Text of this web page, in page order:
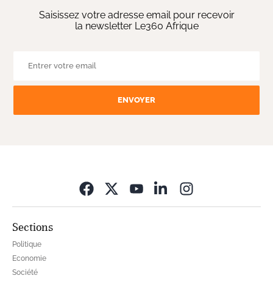
Saisissez votre adresse email pour recevoir
la newsletter Le360 Afrique
ENVOYER
Sections
Politique
Economie
Société